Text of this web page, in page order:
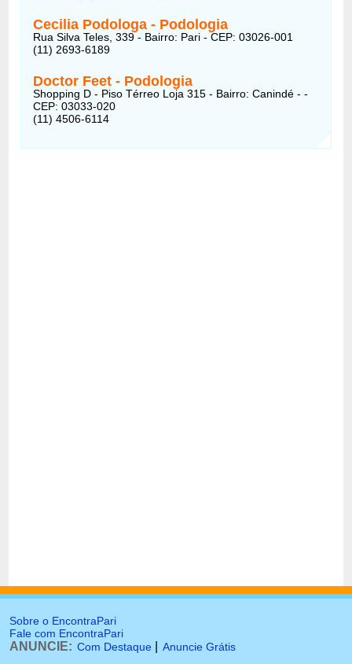
Cecilia Podologa - Podologia
Rua Silva Teles, 339 - Bairro: Pari - CEP: 03026-001
(11) 2693-6189
Doctor Feet - Podologia
Shopping D - Piso Térreo Loja 315 - Bairro: Canindé - -
CEP: 03033-020
(11) 4506-6114
Sobre o EncontraPari
Fale com EncontraPari
ANUNCIE: Com Destaque Anuncie Grátis